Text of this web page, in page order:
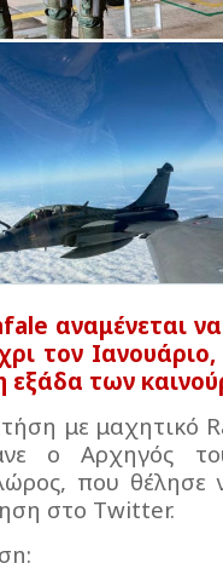
αναμένεται
τον
εξάδα των
με μαχητικό
ο Αρχηγός
που θέλησε
στο Twitter.